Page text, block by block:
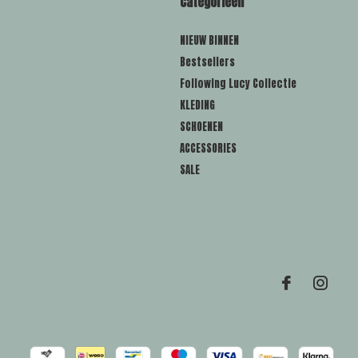
NIEUW BINNEN
Bestsellers
Following Lucy Collectie
KLEDING
SCHOENEN
ACCESSORIES
SALE